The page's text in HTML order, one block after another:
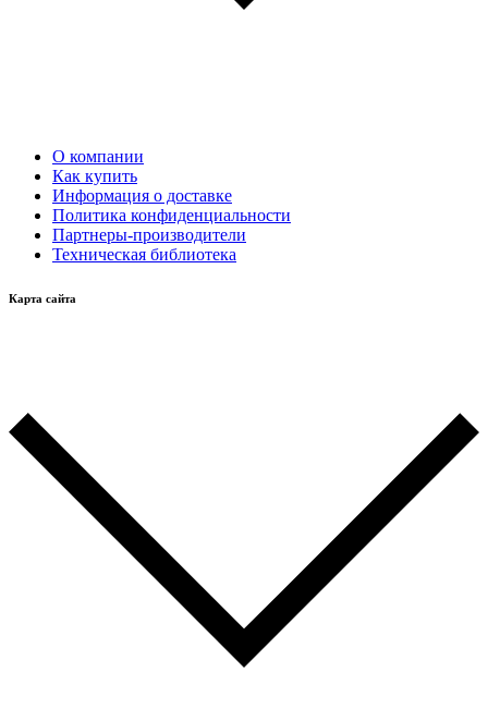
О компании
Как купить
Информация о доставке
Политика конфиденциальности
Партнеры-производители
Техническая библиотека
Карта сайта